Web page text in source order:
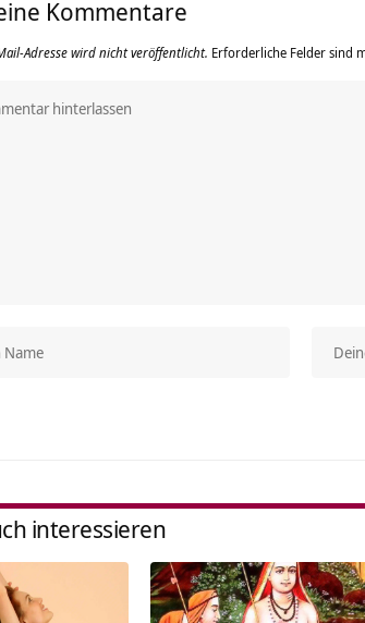
Kommentare
Adresse wird nicht veröffentlicht. Erforderliche Felder sind
interessieren